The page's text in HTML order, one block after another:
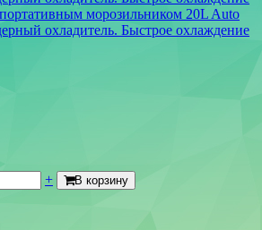
морозильником 20L Auto
охладитель. Быстрое охлаждение
+ В корзину